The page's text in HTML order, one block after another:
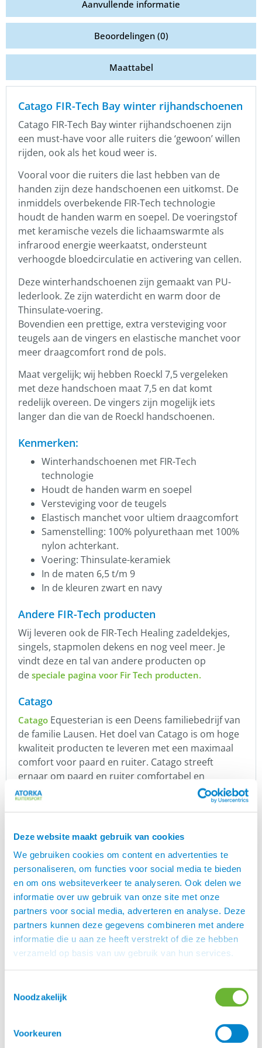
Deze website maakt gebruik van cookies
We gebruiken cookies om content en advertenties te
personaliseren, om functies voor social media te bieden
en om ons websiteverkeer te analyseren. Ook delen we
informatie over uw gebruik van onze site met onze
partners voor social media, adverteren en analyse. Deze
partners kunnen deze gegevens combineren met andere
informatie die u aan ze heeft verstrekt of die ze hebben
verzameld op basis van uw gebruik van hun services.
Noodzakelijk
Voorkeuren
Aanvullende informatie
Beoordelingen (0)
Maattabel
Catago FIR-Tech Bay winter rijhandschoenen
Catago FIR-Tech Bay winter rijhandschoenen zijn
een must-have voor alle ruiters die ‘gewoon’ willen
rijden, ook als het koud weer is.
Vooral voor die ruiters die last hebben van de
handen zijn deze handschoenen een uitkomst. De
inmiddels overbekende FIR-Tech technologie
houdt de handen warm en soepel. De voeringstof
met keramische vezels die lichaamswarmte als
infrarood energie weerkaatst, ondersteunt
verhoogde bloedcirculatie en activering van cellen.
Deze winterhandschoenen zijn gemaakt van PU-
lederlook. Ze zijn waterdicht en warm door de
Thinsulate-voering.
Bovendien een prettige, extra versteviging voor
teugels aan de vingers en elastische manchet voor
meer draagcomfort rond de pols.
Maat vergelijk; wij hebben Roeckl 7,5 vergeleken
met deze handschoen maat 7,5 en dat komt
redelijk overeen. De vingers zijn mogelijk iets
langer dan die van de Roeckl handschoenen.
Kenmerken:
Winterhandschoenen met FIR-Tech
technologie
Houdt de handen warm en soepel
Versteviging voor de teugels
Elastisch manchet voor ultiem draagcomfort
Samenstelling: 100% polyurethaan met 100%
nylon achterkant.
Voering: Thinsulate-keramiek
In de maten 6,5 t/m 9
In de kleuren zwart en navy
Andere FIR-Tech producten
Wij leveren ook de FIR-Tech Healing zadeldekjes,
singels, stapmolen dekens en nog veel meer. Je
vindt deze en tal van andere producten op
de speciale pagina voor Fir Tech producten.
Catago
Catago Equesterian is een Deens familiebedrijf van
de familie Lausen. Het doel van Catago is om hoge
kwaliteit producten te leveren met een maximaal
comfort voor paard en ruiter. Catago streeft
ernaar om paard en ruiter comfortabel en
moeiteloos te laten presteren.
Naast de geweldige paardendekens, zadeldekjes
inmiddelsFIR-Tech collectie voor paard en mens
aan.
Merk
Catago, FIR-Tech
Maten